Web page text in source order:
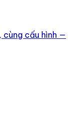
cùng cấu hình —